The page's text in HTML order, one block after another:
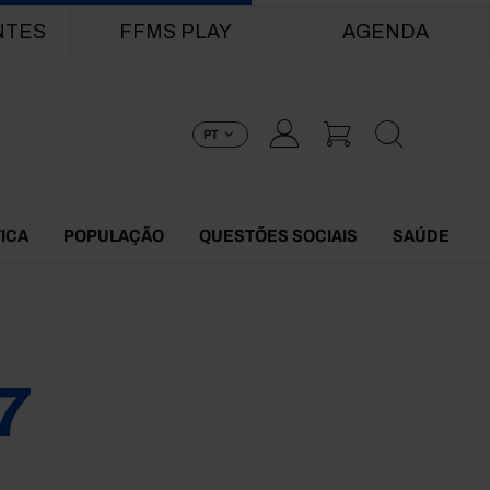
FFMS PLAY AGENDA
PT
POPULAÇÃO QUESTÕES SOCIAIS SAÚDE